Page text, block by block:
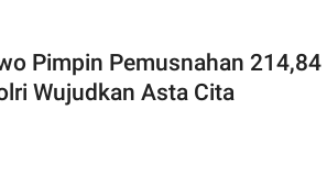
Pimpin Pemusnahan 214,84
Wujudkan Asta Cita